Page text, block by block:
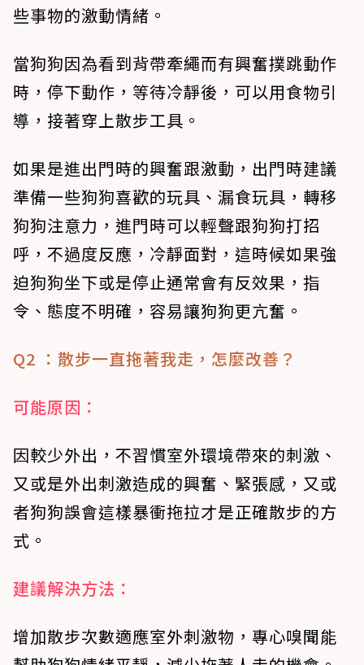
些事物的激動情緒。
當狗狗因為看到背帶牽繩而有興奮撲跳動作
時，停下動作，等待冷靜後，可以用食物引
導，接著穿上散步工具。
如果是進出門時的興奮跟激動，出門時建議
準備一些狗狗喜歡的玩具、漏食玩具，轉移
狗狗注意力，進門時可以輕聲跟狗狗打招
呼，不過度反應，冷靜面對，這時候如果強
迫狗狗坐下或是停止通常會有反效果，指
令、態度不明確，容易讓狗狗更亢奮。
Q2 ：散步一直拖著我走，怎麼改善？
可能原因：
因較少外出，不習慣室外環境帶來的刺激、
又或是外出刺激造成的興奮、緊張感，又或
者狗狗誤會這樣暴衝拖拉才是正確散步的方
式。
建議解決方法：‍
增加散步次數適應室外刺激物，專心嗅聞能